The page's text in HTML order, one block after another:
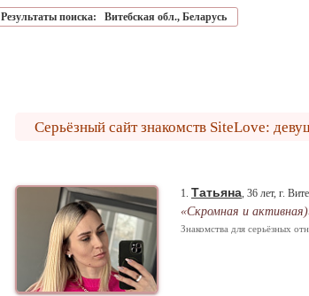
Результаты поиска: Витебская обл., Беларусь
Серьёзный сайт знакомств SiteLove:
1. Татьяна, 36 лет, г.
«Скромная и
Знакомства для серьёзных